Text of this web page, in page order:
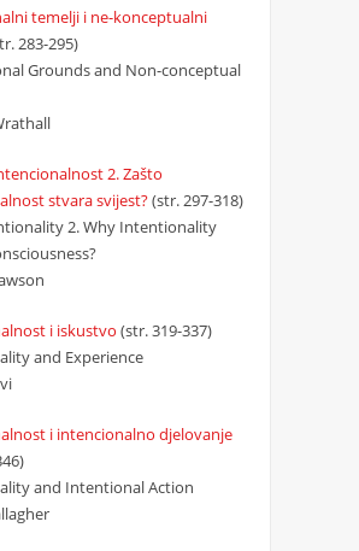
temelji i ne-konceptualni
283-295)
Grounds and Non-conceptual
2. Zašto
stvara svijest?(str. 297-318)
2. Why Intentionality
i iskustvo (str. 319-337)
and Experience
i intencionalno djelovanje
and Intentional Action